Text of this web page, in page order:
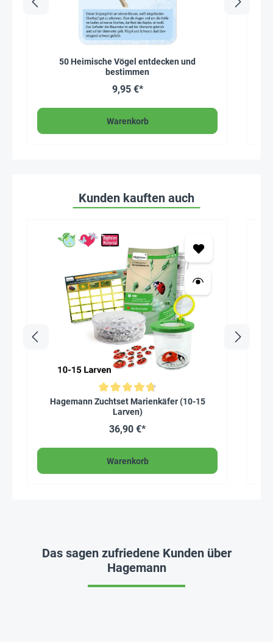
50 Heimische Vögel entdecken und
bestimmen
9,95 €*
Warenkorb
Kunden kauften auch
Durchschnittliche Bewertung von 4.7 von 5 Sternen
Hagemann Zuchtset Marienkäfer (10-15
Larven)
36,90 €*
Warenkorb
Das sagen zufriedene Kunden über
Hagemann